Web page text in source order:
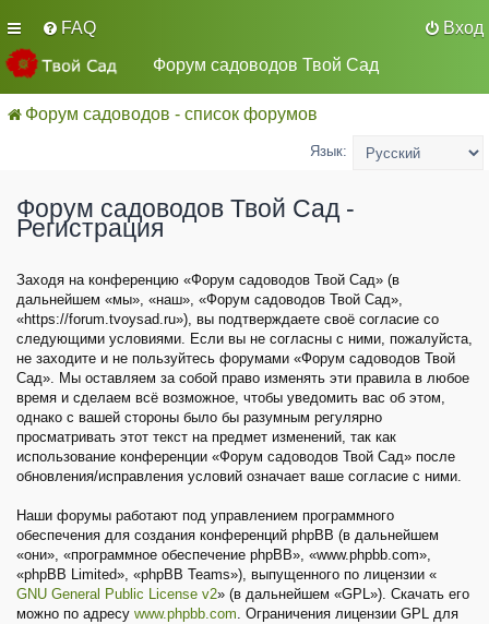
FAQ
Вход
Форум садоводов Твой Сад
Форум садоводов - список форумов
Язык:
Форум садоводов Твой Сад -
Регистрация
Заходя на конференцию «Форум садоводов Твой Сад» (в
дальнейшем «мы», «наш», «Форум садоводов Твой Сад»,
«https://forum.tvoysad.ru»), вы подтверждаете своё согласие со
следующими условиями. Если вы не согласны с ними, пожалуйста,
не заходите и не пользуйтесь форумами «Форум садоводов Твой
Сад». Мы оставляем за собой право изменять эти правила в любое
время и сделаем всё возможное, чтобы уведомить вас об этом,
однако с вашей стороны было бы разумным регулярно
просматривать этот текст на предмет изменений, так как
использование конференции «Форум садоводов Твой Сад» после
обновления/исправления условий означает ваше согласие с ними.
Наши форумы работают под управлением программного
обеспечения для создания конференций phpBB (в дальнейшем
«они», «программное обеспечение phpBB», «www.phpbb.com»,
«phpBB Limited», «phpBB Teams»), выпущенного по лицензии «
GNU General Public License v2» (в дальнейшем «GPL»). Скачать его
можно по адресу www.phpbb.com. Ограничения лицензии GPL для